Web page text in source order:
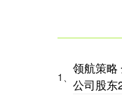
1、
领航策略
公司股东